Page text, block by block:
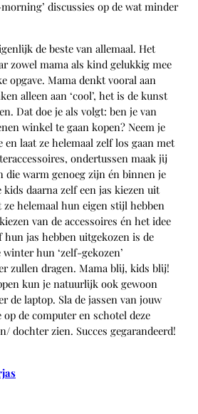
discussies op de wat minder
de beste van allemaal. Het
zowel mama als kind gelukkig mee
opgave. Mama denkt vooral aan
alleen aan ‘cool’, het is de kunst
Dat doe je als volgt: ben je van
winkel te gaan kopen? Neem je
laat ze helemaal zelf los gaan met
ondertussen maak jij
die warm genoeg zijn én binnen je
kids daarna zelf een jas kiezen uit
helemaal hun eigen stijl hebben
van de accessoires én het idee
hun jas hebben uitgekozen is de
hun ‘zelf-gekozen’
zullen dragen. Mama blij, kids blij!
kun je natuurlijk ook gewoon
de laptop. Sla de jassen van jouw
de computer en schotel deze
dochter zien. Succes gegarandeerd!